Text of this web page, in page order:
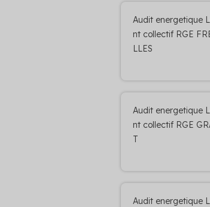
Audit energetique
nt collectif RGE
LLES
Audit energetique
nt collectif RGE
T
Audit energetique